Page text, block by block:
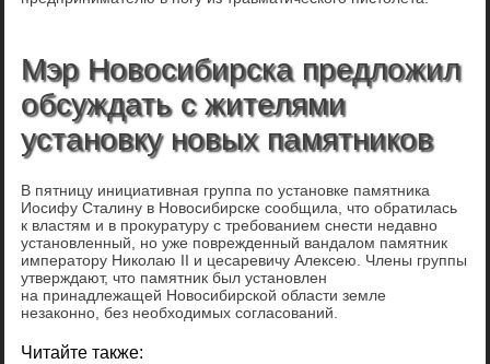
Мэр Новосибирска предложил
обсуждать с жителями
установку новых памятников
В пятницу инициативная группа по установке памятника
Иосифу Сталину в Новосибирске сообщила, что обратилась
к властям и в прокуратуру с требованием снести недавно
установленный, но уже поврежденный вандалом памятник
императору Николаю II и цесаревичу Алексею. Члены группы
утверждают, что памятник был установлен
на принадлежащей Новосибирской области земле
незаконно, без необходимых согласований.
Читайте также: